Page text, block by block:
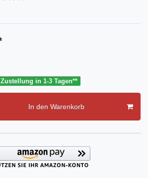
in 1-3 Tagen**
In den Warenkorb